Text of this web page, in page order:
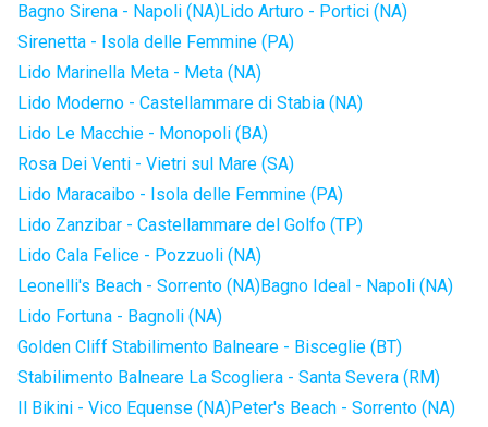
Bagno Sirena - Napoli (NA)Lido Arturo - Portici (NA)
Sirenetta - Isola delle Femmine (PA)
Lido Marinella Meta - Meta (NA)
Lido Moderno - Castellammare di Stabia (NA)
Lido Le Macchie - Monopoli (BA)
Rosa Dei Venti - Vietri sul Mare (SA)
Lido Maracaibo - Isola delle Femmine (PA)
Lido Zanzibar - Castellammare del Golfo (TP)
Lido Cala Felice - Pozzuoli (NA)
Leonelli's Beach - Sorrento (NA)Bagno Ideal - Napoli (NA)
Lido Fortuna - Bagnoli (NA)
Golden Cliff Stabilimento Balneare - Bisceglie (BT)
Stabilimento Balneare La Scogliera - Santa Severa (RM)
Il Bikini - Vico Equense (NA)Peter's Beach - Sorrento (NA)